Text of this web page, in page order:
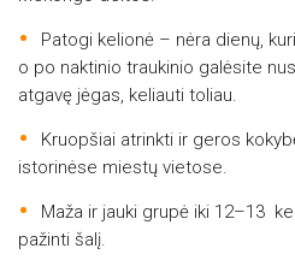
Patogi kelionė – nėra dienų,
o po naktinio traukinio galėsite
atgavę jėgas, keliauti toliau.
Kruopšiai atrinkti ir geros
istorinėse miestų vietose.
Maža ir jauki grupė iki 12–13
pažinti šalį.